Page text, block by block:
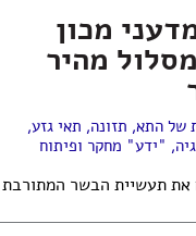
מכון
מהיר
של התא, תזונה, תאי גזע,
, "ידע" מחקר ופיתוח
את תעשיית הבשר המתורבת